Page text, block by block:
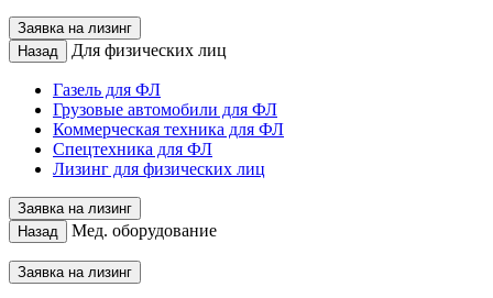
Заявка на лизинг
Назад
Для физических лиц
Газель для ФЛ
Грузовые автомобили для ФЛ
Коммерческая техника для ФЛ
Спецтехника для ФЛ
Лизинг для физических лиц
Заявка на лизинг
Назад
Мед. оборудование
Заявка на лизинг